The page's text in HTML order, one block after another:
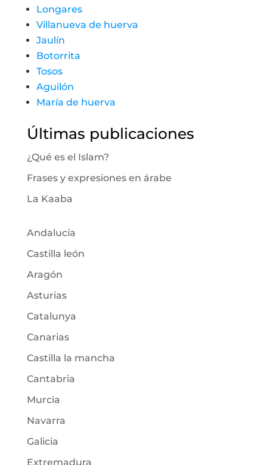
Longares
Villanueva de huerva
Jaulín
Botorrita
Tosos
Aguilón
María de huerva
Últimas publicaciones
¿Qué es el Islam?
Frases y expresiones en árabe
La Kaaba
Andalucía
Castilla león
Aragón
Asturias
Catalunya
Canarias
Castilla la mancha
Cantabria
Murcia
Navarra
Galicia
Extremadura